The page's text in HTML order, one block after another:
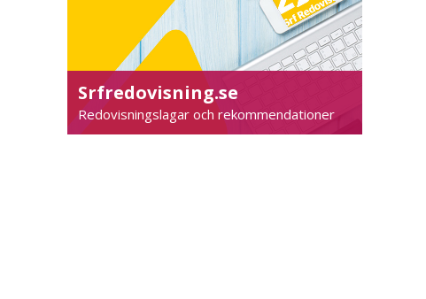
Srfredovisning.se
Redovisningslagar och rekommendationer